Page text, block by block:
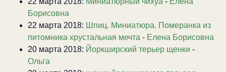
Борисовна
22 марта 2018: Шпиц. Миниатюра. Померанка из
питомника хрустальная мечта - Елена Борисовна
20 марта 2018: Йоркширский терьер щенки -
Ольга